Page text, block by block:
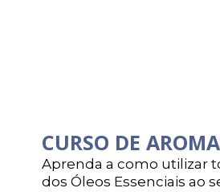
CURSO DE
Aprenda a como utilizar
dos Óleos Essenciais ao